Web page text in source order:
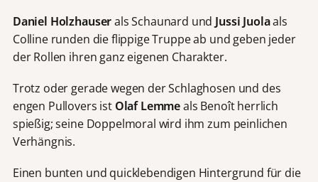
Daniel Holzhauserals Schaunard und Jussi Juolaals
Colline runden die flippige Truppe ab und geben jeder
der Rollen ihren ganz eigenen Charakter.
Trotz oder gerade wegen der Schlaghosen und des
engen Pullovers ist Olaf Lemmeals Benoît herrlich
spießig; seine Doppelmoral wird ihm zum peinlichen
Verhängnis.
Einen bunten und quicklebendigen Hintergrund für die